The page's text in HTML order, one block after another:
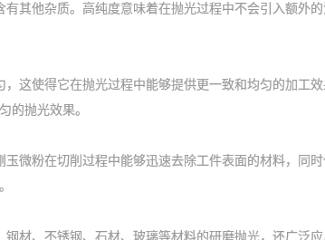
他杂质。高纯度意味着在抛光过程中不会引入额外的
使得它在抛光过程中能够提供更一致和均匀的加工
的抛光效果。
粉在切削过程中能够迅速去除工件表面的材料，同
钢材、不锈钢、石材、玻璃等材料的研磨抛光，还广泛